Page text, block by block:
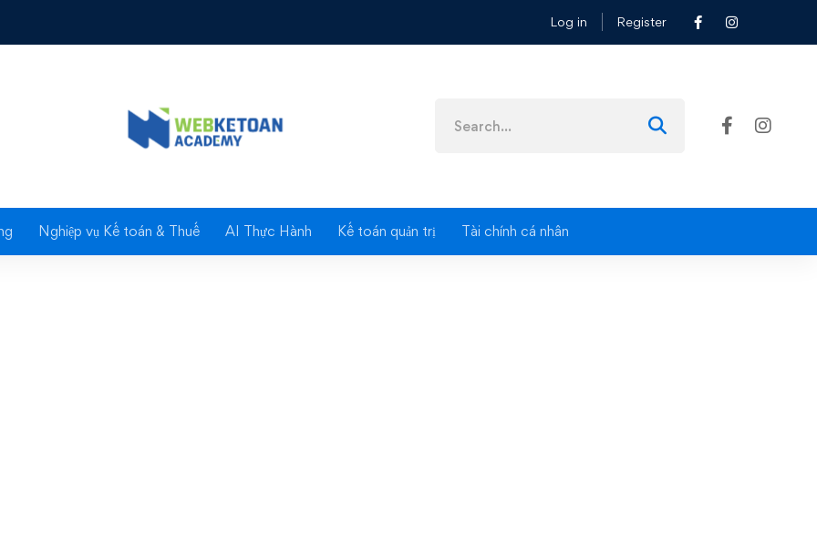
Log in Register
for:
Nghiệp vụ Kế toán & Thuế AI Thực Hành Kế toán quản trị Tài chính cá nhân